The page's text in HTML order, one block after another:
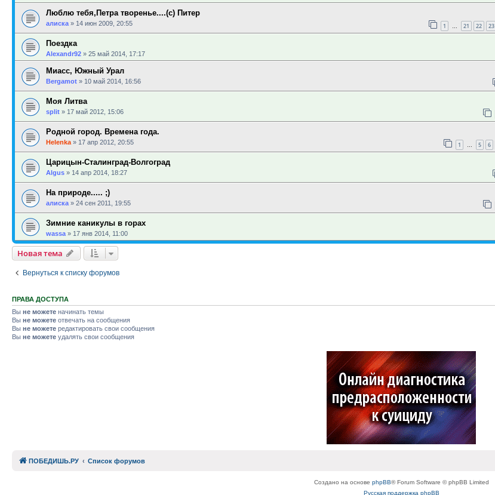
Люблю тебя,Петра творенье....(с) Питер
алиска » 14 июн 2009, 20:55 1 … 21 22 23
Поездка
Alexandr92 » 25 май 2014, 17:17
Миасс, Южный Урал
Bergamot » 10 май 2014, 16:56
Моя Литва
sрlit » 17 май 2012, 15:06
Родной город. Времена года.
Helenka » 17 апр 2012, 20:55 1 … 5 6
Царицын-Сталинград-Волгоград
Algus » 14 апр 2014, 18:27
На природе..... ;)
алиска » 24 сен 2011, 19:55
Зимние каникулы в горах
wassa » 17 янв 2014, 11:00
Новая тема
Вернуться к списку форумов
ПРАВА ДОСТУПА
Вы не можете начинать темы
Вы не можете отвечать на сообщения
Вы не можете редактировать свои сообщения
Вы не можете удалять свои сообщения
ПОБЕДИШЬ.РУ Список форумов
Создано на основе phpBB® Forum Software © phpBB Limited
Русская поддержка phpBB